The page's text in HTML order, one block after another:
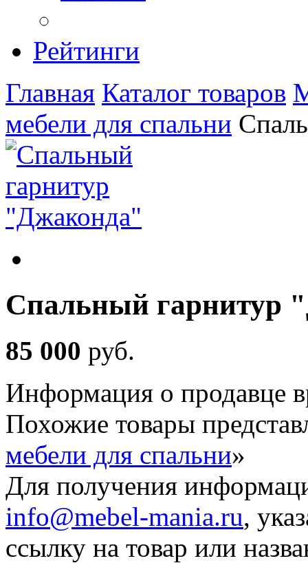
Рейтинги
Главная Каталог товаров
мебели для спальни
Спальный гарнитур
85 000 руб.
Информация о продавце
Похожие товары
мебели для спальни»
Для получения
info@mebel-mania.ru,
ссылку на товар или